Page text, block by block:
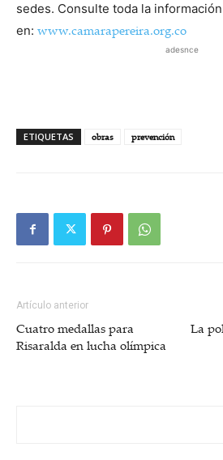
sedes. Consulte toda la información
en: www.camarapereira.org.co
adesnce
ETIQUETAS obras prevención
Artículo anterior
Cuatro medallas para
Risaralda en lucha olímpica
La